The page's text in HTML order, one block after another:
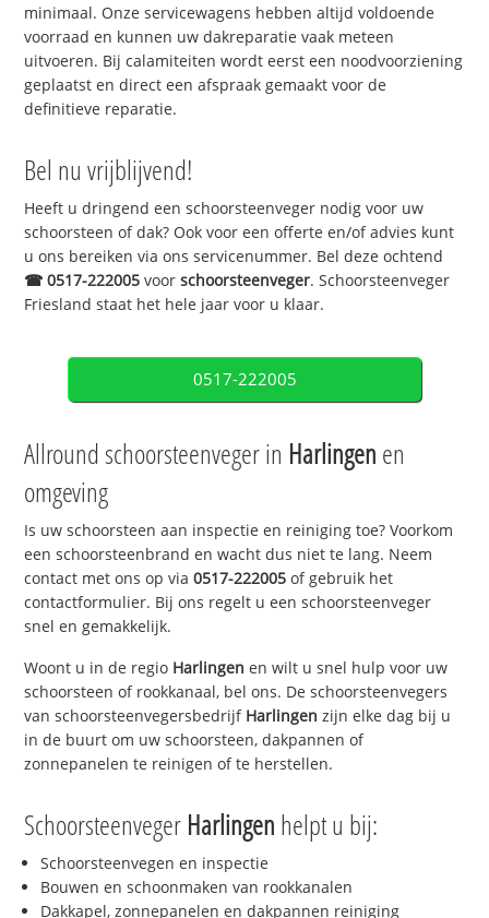
minimaal. Onze servicewagens hebben altijd voldoende
voorraad en kunnen uw dakreparatie vaak meteen
uitvoeren. Bij calamiteiten wordt eerst een noodvoorziening
geplaatst en direct een afspraak gemaakt voor de
definitieve reparatie.
Bel nu vrijblijvend!
Heeft u dringend een schoorsteenveger nodig voor uw
schoorsteen of dak? Ook voor een offerte en/of advies kunt
u ons bereiken via ons servicenummer. Bel deze ochtend
☎0517-222005 voorschoorsteenveger. Schoorsteenveger
Friesland staat het hele jaar voor u klaar.
0517-222005
Allround schoorsteenveger in Harlingen en
omgeving
Is uw schoorsteen aan inspectie en reiniging toe? Voorkom
een schoorsteenbrand en wacht dus niet te lang. Neem
contact met ons op via0517-222005 of gebruik het
contactformulier. Bij ons regelt u een schoorsteenveger
snel en gemakkelijk.
Woont u in de regio Harlingen en wilt u snel hulp voor uw
schoorsteen of rookkanaal, bel ons. De schoorsteenvegers
van schoorsteenvegersbedrijf Harlingen zijn elke dag bij u
in de buurt om uw schoorsteen, dakpannen of
zonnepanelen te reinigen of te herstellen.
Schoorsteenveger Harlingen helpt u bij:
Schoorsteenvegen en inspectie
Bouwen en schoonmaken van rookkanalen
Dakkapel, zonnepanelen en dakpannen reiniging